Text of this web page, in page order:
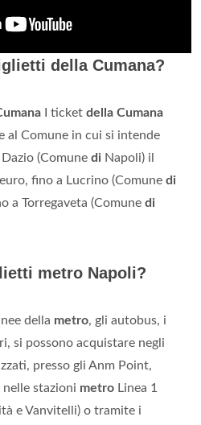
della Cumana?
I ticket della Cumana
al Comune in cui si intende
(Comune di Napoli) il
fino a Lucrino (Comune di
a Torregaveta (Comune di
metro Napoli?
della metro, gli autobus, i
si possono acquistare negli
presso gli Anm Point,
stazioni metro Linea 1
e Vanvitelli) o tramite i